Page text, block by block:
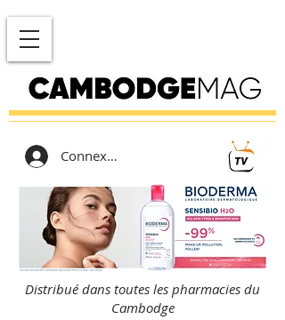
Connexion
Distribué dans toutes les pharmacies du
Cambodge